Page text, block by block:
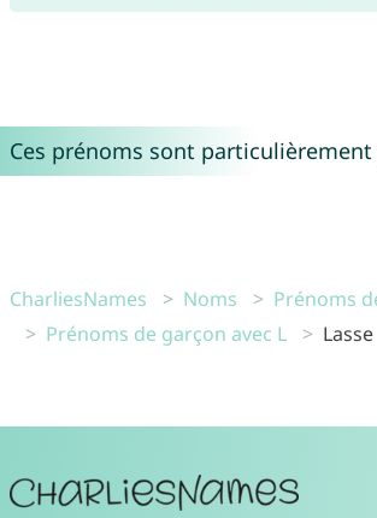
Ces prénoms sont
CharliesNames Noms
Prénoms
Prénoms de garçon avec L
Lasse